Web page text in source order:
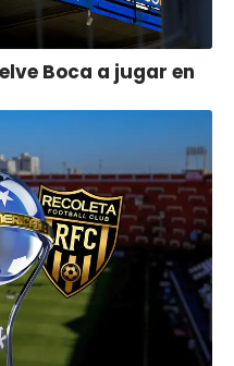
Boca a jugar en